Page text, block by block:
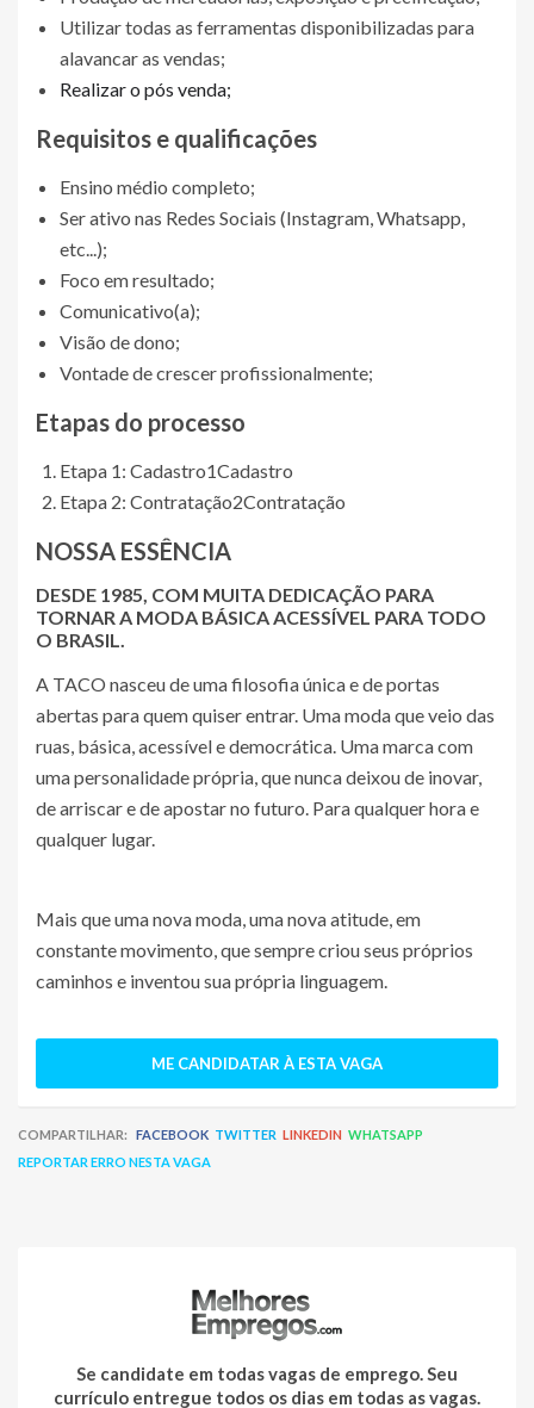
Utilizar todas as ferramentas disponibilizadas para
alavancar as vendas;
Realizar o pós venda;
Requisitos e qualificações
Ensino médio completo;
Ser ativo nas Redes Sociais (Instagram, Whatsapp,
etc...);
Foco em resultado;
Comunicativo(a);
Visão de dono;
Vontade de crescer profissionalmente;
Etapas do processo
Etapa 1: Cadastro1Cadastro
Etapa 2: Contratação2Contratação
NOSSA ESSÊNCIA
DESDE 1985, COM MUITA DEDICAÇÃO PARA
TORNAR A MODA BÁSICA ACESSÍVEL PARA TODO
O BRASIL.
A TACO nasceu de uma filosofia única e de portas
abertas para quem quiser entrar. Uma moda que veio das
ruas, básica, acessível e democrática. Uma marca com
uma personalidade própria, que nunca deixou de inovar,
de arriscar e de apostar no futuro. Para qualquer hora e
qualquer lugar.
Mais que uma nova moda, uma nova atitude, em
constante movimento, que sempre criou seus próprios
caminhos e inventou sua própria linguagem.
ME CANDIDATAR À ESTA VAGA
COMPARTILHAR: FACEBOOK TWITTER LINKEDIN WHATSAPP
REPORTAR ERRO NESTA VAGA
Se candidate em todas vagas de emprego. Seu
currículo entregue todos os dias em todas as vagas.